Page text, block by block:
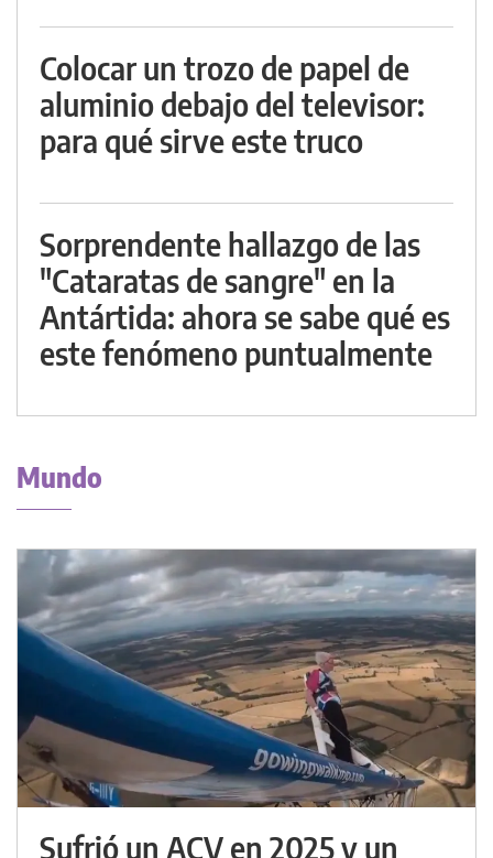
Colocar un trozo de papel de
aluminio debajo del televisor:
para qué sirve este truco
Sorprendente hallazgo de las
"Cataratas de sangre" en la
Antártida: ahora se sabe qué es
este fenómeno puntualmente
Mundo
Sufrió un ACV en 2025 y un